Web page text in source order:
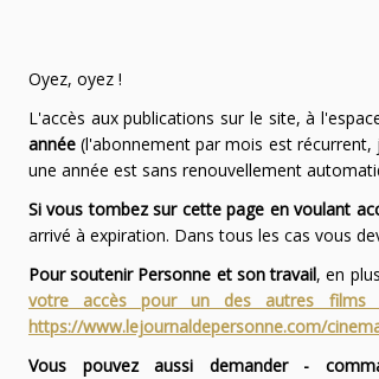
Oyez, oyez !
L'accès aux publications sur le site, à
année(l'abonnement par mois est récurrent,
une année est sans renouvellement
Si vous tombez sur cette page en voulant
arrivé à expiration. Dans tous les cas vous
Pour soutenir Personne et son travail, en
votre accès pour un des autres films
https://www.lejournaldepersonne.com/
Vous pouvez aussi demander -